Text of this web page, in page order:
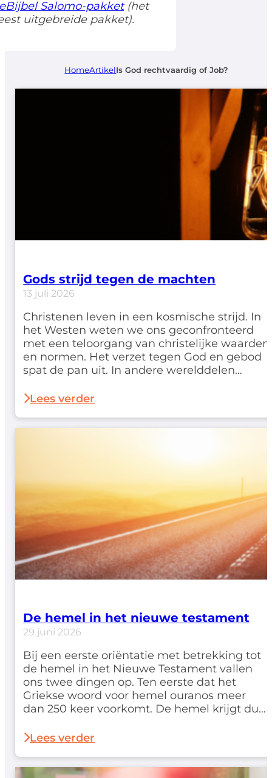
Salomo-pakket(het
uitgebreide pakket).
HomeArtikelIs God rechtvaardig of Job?
Gods strijd tegen de machten
13 juli 2026
Christenen leven in een kosmische strijd. In
het Westen weten we ons geconfronteerd
met een teloorgang van christelijke waarden
en normen. Het verzet tegen God en gebod
spat de pan uit. In andere werelddelen
vervolgd. Net als bij de eerste leerlingen in
beproevingen het koninkrijk…
Lees verder
De hemel in het nieuwe testament
29 juni 2026
Bij een eerste oriëntatie met betrekking tot
de hemel in het Nieuwe Testament vallen
ons twee dingen op. Ten eerste dat het
Griekse woord voor hemel ouranos meer
dan 250 keer voorkomt. De hemel krijgt dus
merken we bij het raadplegen van een
Lees verder